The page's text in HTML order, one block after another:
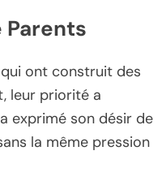
Parents
ont construit des
leur priorité a
exprimé son désir de
la même pression